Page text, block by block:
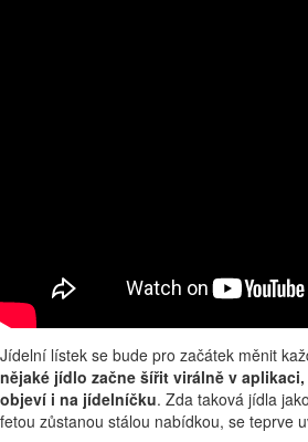
Jídelní lístek se bude pro začátek měnit
nějaké jídlo začne šířit virálně v
objeví i na jídelníčku. Zda taková jídla
fetou zůstanou stálou nabídkou, se teprve